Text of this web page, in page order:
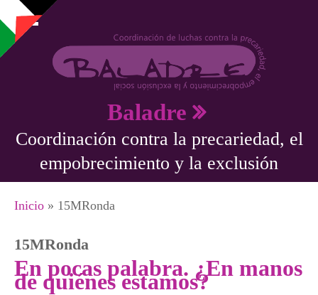
Pasar al contenido principal
Baladre
Coordinación contra la precariedad, el
empobrecimiento y la exclusión
Se encuentra usted aquí
Inicio » 15MRonda
15MRonda
En pocas palabra. ¿En manos
de quiénes estamos?